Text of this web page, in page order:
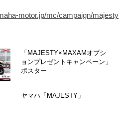
motor.jp/mc/campaign/majesty
「MAJESTY×MAXAMオプシ
ョンプレゼントキャンペーン」
ポスター
ヤマハ「MAJESTY」